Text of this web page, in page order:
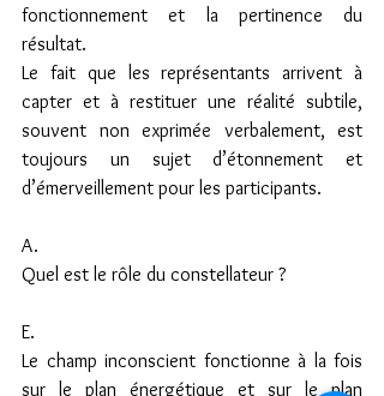
fonctionnement et la pertinence du
résultat.
Le fait que les représentants arrivent à
capter et à restituer une réalité subtile,
souvent non exprimée verbalement, est
toujours un sujet d’étonnement et
d’émerveillement pour les participants.
A.
Quel est le rôle du constellateur ?
E.
Le champ inconscient fonctionne à la fois
sur le plan énergétique et sur le plan